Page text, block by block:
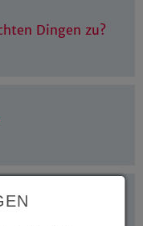
Dingen zu?
a multi-faith-